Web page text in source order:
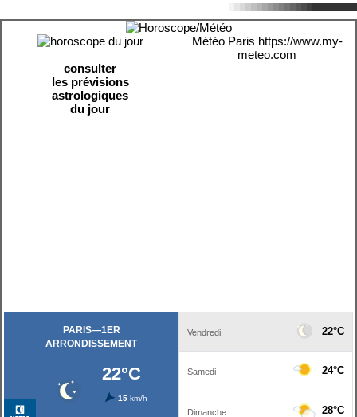
consulter
les prévisions
astrologiques
du jour
Météo Paris https://www.my-
meteo.com